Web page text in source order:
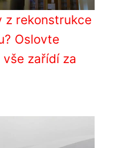
z rekonstrukce
Oslovte
zařídí za